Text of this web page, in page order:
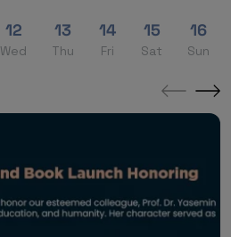
12
Wed
13
Thu
14
Fri
15
Sat
16
Sun
→
←